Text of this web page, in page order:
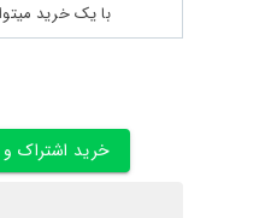
با یک خرید میتوانید 35 نقشه پلان جزییات و ... را بین 180560 نقشه به
خرید اشتراک و